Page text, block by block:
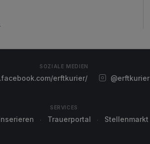
SOZIALE MEDIEN
erftkurier/ @erftkurier
SERVICES
Trauerportal Stellenmarkt